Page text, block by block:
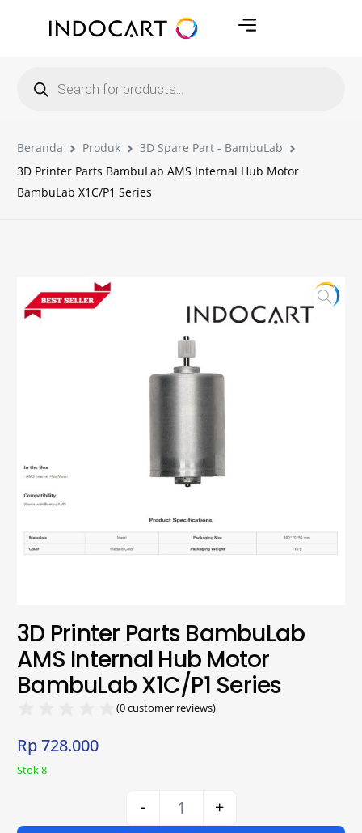
Beranda Produk
3D Spare Part - BambuLab
3D Printer Parts BambuLab AMS Internal Hub Motor
BambuLab X1C/P1 Series
3D Printer Parts BambuLab
AMS Internal Hub Motor
BambuLab X1C/P1 Series
(0customer reviews)
Rp728.000
Stok 8
- +